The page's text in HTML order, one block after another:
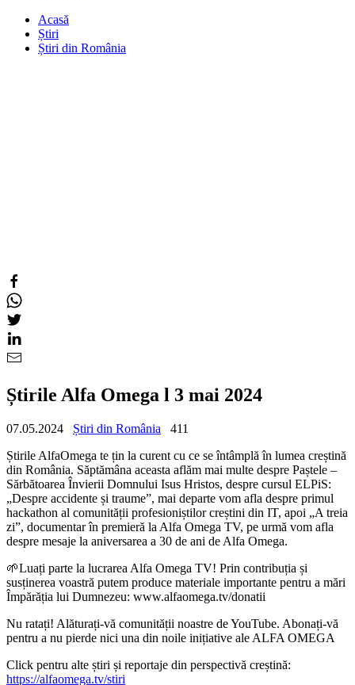
Acasă
Știri
Știri din România
Știrile Alfa Omega l 3 mai 2024
07.05.2024 Știri din România
411
Știrile AlfaOmega te țin la curent cu ce se întâmplă în lumea creștină
din România. Săptămâna aceasta aflăm mai multe despre Paștele –
Sărbătoarea Învierii Domnului Isus Hristos, despre cursul ELPiS:
„Despre accidente și traume”, mai departe vom afla despre primul
hackathon al comunității profesioniștilor creștini din IT, apoi „A treia
zi”, documentar în premieră la Alfa Omega TV, pe urmă vom afla
despre mesaje la aniversarea a 30 de ani de Alfa Omega.
🌱Luați parte la lucrarea Alfa Omega TV! Prin contribuția și
susținerea voastră putem produce materiale importante pentru a mări
Împărăția lui Dumnezeu: www.alfaomega.tv/donatii
Nu ratați! Alăturați-vă comunității noastre de YouTube. Abonați-vă
pentru a nu pierde nici una din noile inițiative ale ALFA OMEGA
Click pentru alte știri și reportaje din perspectivă creștină:
https://alfaomega.tv/stiri